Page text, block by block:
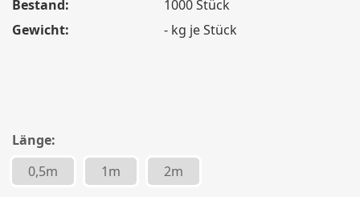
Bestand:
1000Stück
Gewicht:
- kg je Stück
Länge:
0,5m
1m 2m